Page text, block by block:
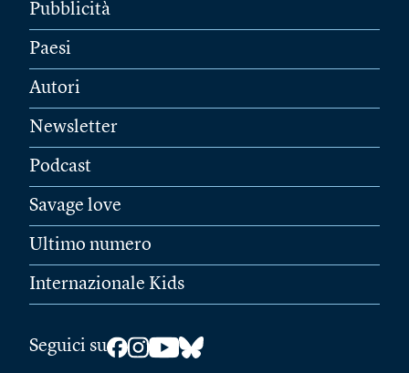
Pubblicità
Paesi
Autori
Newsletter
Podcast
Savage love
Ultimo numero
Internazionale Kids
Seguici su